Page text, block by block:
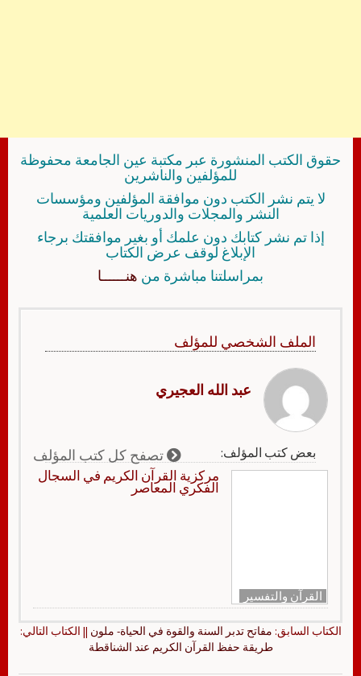
حقوق الكتب المنشورة عبر مكتبة عين الجامعة محفوظة
للمؤلفين والناشرين
لا يتم نشر الكتب دون موافقة المؤلفين ومؤسسات
النشر والمجلات والدوريات العلمية
إذا تم نشر كتابك دون علمك أو بغير موافقتك برجاء
الإبلاغ لوقف عرض الكتاب
بمراسلتنا مباشرة من هنــــــا
الملف الشخصي للمؤلف
عبد الله العجيري
بعض كتب المؤلف: تصفح كل كتب المؤلف
القرآن والتفسير
مركزية القرآن الكريم في السجال
الفكري المعاصر
الكتاب السابق: مفاتح تدبر السنة والقوة في الحياة- ملون || الكتاب التالي:
طريقة حفظ القرآن الكريم عند الشناقطة